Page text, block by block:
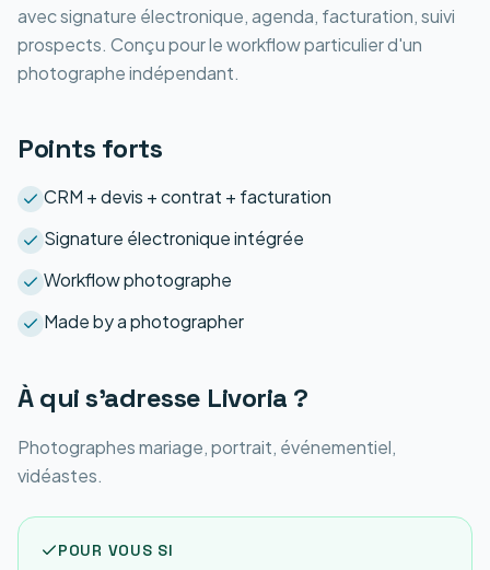
avec signature électronique, agenda, facturation, suivi
prospects. Conçu pour le workflow particulier d'un
photographe indépendant.
Points forts
CRM + devis + contrat + facturation
Signature électronique intégrée
Workflow photographe
Made by a photographer
À qui s'adresse Livoria ?
Photographes mariage, portrait, événementiel,
vidéastes.
POUR VOUS SI